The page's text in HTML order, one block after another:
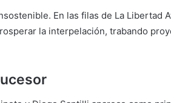
En las filas de La Libertad
la interpelación, trabando